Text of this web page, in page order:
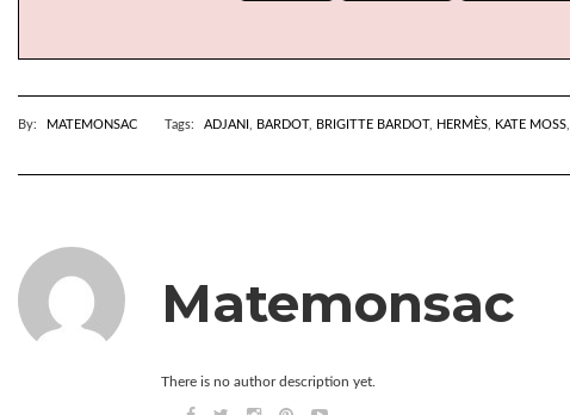
By: MATEMONSAC Tags: ADJANI , BARDOT, BRIGITTE BARDOT, HERMÈS, KATE MOSS,
Matemonsac
There is no author description yet.